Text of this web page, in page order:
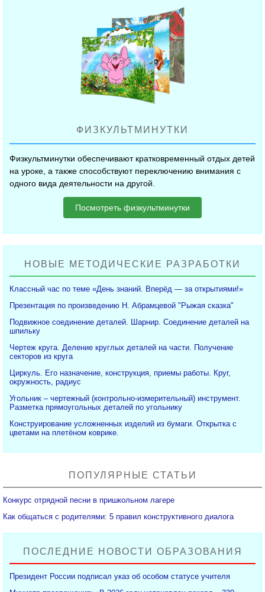
ФИЗКУЛЬТМИНУТКИ
Физкультминутки обеспечивают кратковременный отдых детей
на уроке, а также способствуют переключению внимания с
одного вида деятельности на другой.
Посмотреть физкультминутки
НОВЫЕ МЕТОДИЧЕСКИЕ РАЗРАБОТКИ
Классный час по теме «День знаний. Вперёд — за открытиями!»
Презентация по произведению Н. Абрамцевой "Рыжая сказка"
Подвижное соединение деталей. Шарнир. Соединение деталей на
шпильку
Чертеж круга. Деление круглых деталей на части. Получение
секторов из круга
Циркуль. Его назначение, конструкция, приемы работы. Круг,
окружность, радиус
Угольник – чертежный (контрольно-измерительный) инструмент.
Разметка прямоугольных деталей по угольнику
Конструирование усложненных изделий из бумаги. Открытка с
цветами на плетёном коврике.
ПОПУЛЯРНЫЕ СТАТЬИ
Конкурс отрядной песни в пришкольном лагере
Как общаться с родителями: 5 правил конструктивного диалога
ПОСЛЕДНИЕ НОВОСТИ ОБРАЗОВАНИЯ
Президент России подписал указ об особом статусе учителя